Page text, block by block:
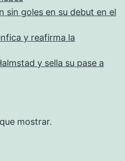
sin goles en su debut en el
y reafirma la
y sella su pase a
mostrar.